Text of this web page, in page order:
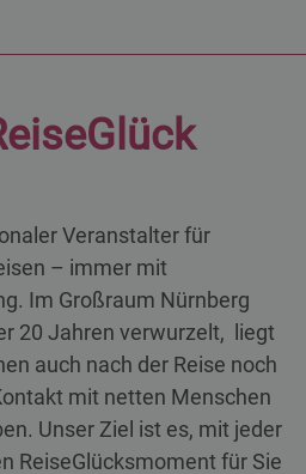
iseGl ück
Veranstalter für
– immer mit
Im Großraum Nürnberg
20 Jahren verwurzelt, liegt
auch nach der Reise noch
mit netten Menschen
Unser Ziel ist es, mit jeder
ReiseGlücksmoment für Sie